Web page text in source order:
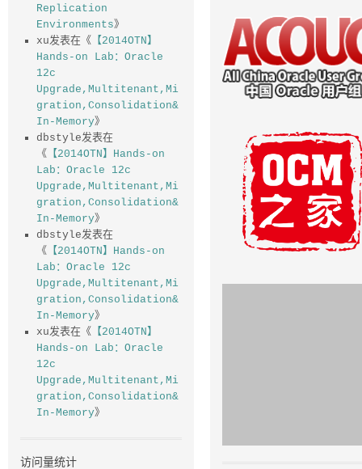
Replication
Environments》
xu发表在《 【2014OTN】
Hands-on Lab：Oracle
12c
Upgrade,Multitenant,Mi
gration,Consolidation&
In-Memory》
dbstyle发表在
《 【2014OTN】Hands-on
Lab：Oracle 12c
Upgrade,Multitenant,Mi
gration,Consolidation&
In-Memory》
dbstyle发表在
《 【2014OTN】Hands-on
Lab：Oracle 12c
Upgrade,Multitenant,Mi
gration,Consolidation&
In-Memory》
xu发表在《 【2014OTN】
Hands-on Lab：Oracle
12c
Upgrade,Multitenant,Mi
gration,Consolidation&
In-Memory》
访问量统计